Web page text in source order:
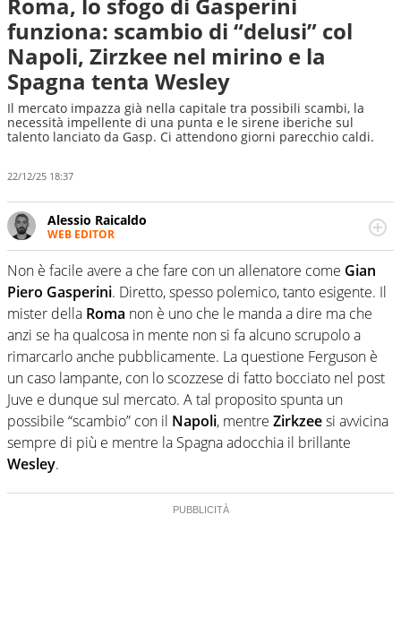
funziona: scambio di “delusi” col
Napoli, Zirzkee nel mirino e la
Spagna tenta Wesley
Il mercato impazza già nella capitale tra possibili scambi, la
necessità impellente di una punta e le sirene iberiche sul
talento lanciato da Gasp. Ci attendono giorni parecchio caldi.
22/12/25 18:37
Alessio Raicaldo
WEB EDITOR
Un figlio che si chiama Diego e la tesi di laurea sugli stadi
di proprietà in Italia. Il calcio quale filo conduttore
irrinunciabile tra passione e professione. Per Virgilio
Sport indaga, approfondisce e scandaglia l'universo
mondo dello sport per antonomasia
Non è facile avere a che fare con un allenatore come Gian
Piero Gasperini. Diretto, spesso polemico, tanto esigente. Il
mister della Roma non è uno che le manda a dire ma che
anzi se ha qualcosa in mente non si fa alcuno scrupolo a
rimarcarlo anche pubblicamente. La questione Ferguson è
un caso lampante, con lo scozzese di fatto bocciato nel post
Juve e dunque sul mercato. A tal proposito spunta un
possibile “scambio” con il Napoli, mentre Zirkzeesi avvicina
sempre di più e mentre la Spagna adocchia il brillante
Wesley.